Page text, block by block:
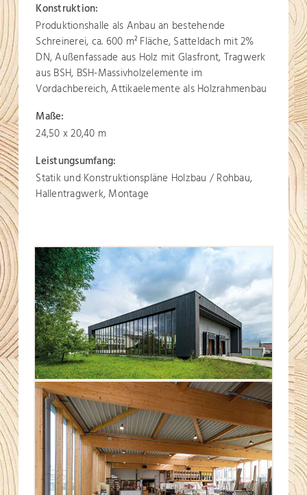
Konstruktion:
Produktionshalle als Anbau an bestehende
Schreinerei, ca. 600 m2 Fläche, Satteldach mit 2%
DN, Außenfassade aus Holz mit Glasfront, Tragwerk
aus BSH, BSH-Massivholzelemente im
Vordachbereich, Attikaelemente als Holzrahmenbau
Maße:
24,50 x 20,40 m
Leistungsumfang:
Statik und Konstruktionspläne Holzbau / Rohbau,
Hallentragwerk, Montage